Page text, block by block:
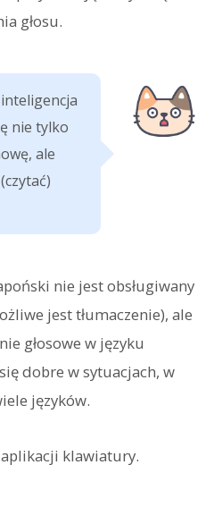
głosu.
nie tylko
ale
nie jest obsługiwany
jest tłumaczenie), ale
głosowe w języku
dobre w sytuacjach, w
języków.
klawiatury.